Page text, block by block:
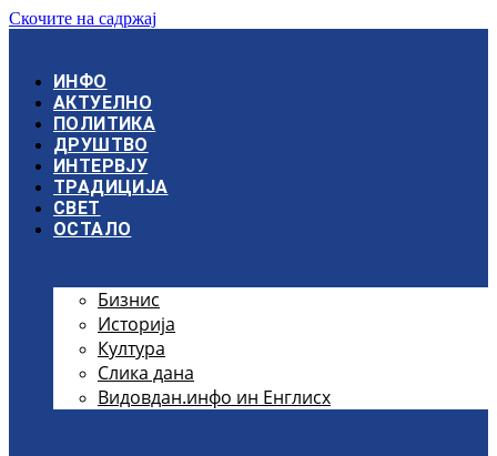
Скочите на садржај
ИНФО
АКТУЕЛНО
ПОЛИТИКА
ДРУШТВО
ИНТЕРВЈУ
ТРАДИЦИЈА
СВЕТ
ОСТАЛО
Бизнис
Историја
Култура
Слика дана
Видовдан.инфо ин Енглисх